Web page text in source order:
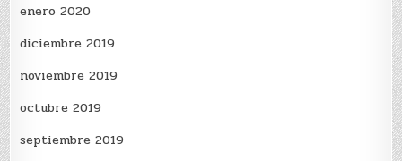
enero 2020
diciembre 2019
noviembre 2019
octubre 2019
septiembre 2019